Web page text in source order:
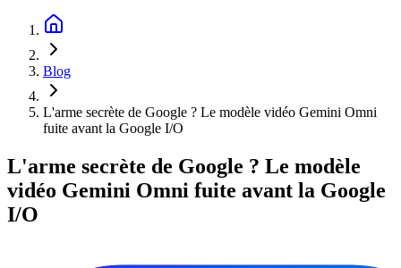
Blog
L'arme secrète de Google ? Le modèle vidéo Gemini Omni
fuite avant la Google I/O
L'arme secrète de Google ? Le modèle
vidéo Gemini Omni fuite avant la Google
I/O